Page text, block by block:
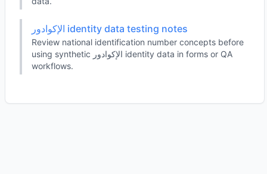
الإكوادور identity data testing notes
Review national identification number concepts before
using synthetic الإكوادور identity data in forms or QA
workflows.